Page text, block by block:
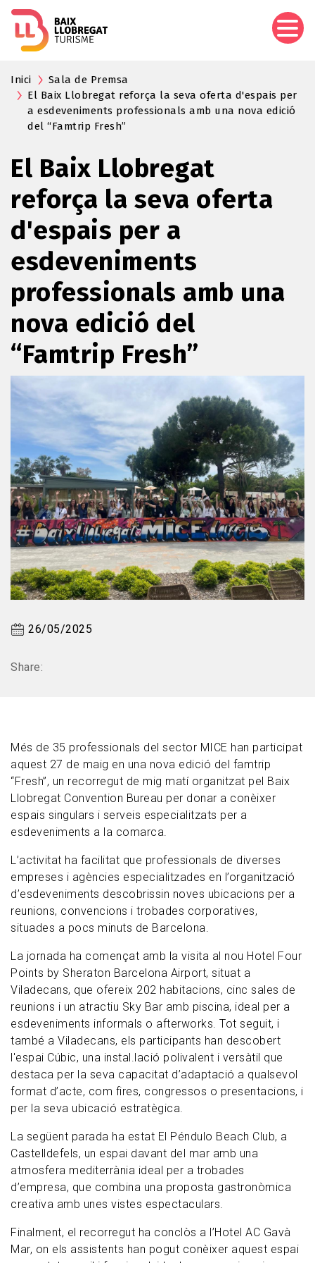
Inici
Sala de Premsa
El Baix Llobregat reforça la seva oferta d'espais per
a esdeveniments professionals amb una nova edició
del “Famtrip Fresh”
El Baix Llobregat
reforça la seva oferta
d'espais per a
esdeveniments
professionals amb una
nova edició del
“Famtrip Fresh”
26/05/2025
Share:
Més de 35 professionals del sector MICE han participat
aquest 27 de maig en una nova edició del famtrip
“Fresh”, un recorregut de mig matí organitzat pel Baix
Llobregat Convention Bureau per donar a conèixer
espais singulars i serveis especialitzats per a
esdeveniments a la comarca.
L’activitat ha facilitat que professionals de diverses
empreses i agències especialitzades en l’organització
d’esdeveniments descobrissin noves ubicacions per a
reunions, convencions i trobades corporatives,
situades a pocs minuts de Barcelona.
La jornada ha començat amb la visita al nou Hotel Four
Points by Sheraton Barcelona Airport, situat a
Viladecans, que ofereix 202 habitacions, cinc sales de
reunions i un atractiu Sky Bar amb piscina, ideal per a
esdeveniments informals o afterworks. Tot seguit, i
també a Viladecans, els participants han descobert
l'espai Cúbic, una instal.lació polivalent i versàtil que
destaca per la seva capacitat d’adaptació a qualsevol
format d’acte, com fires, congressos o presentacions, i
per la seva ubicació estratègica.
La següent parada ha estat El Péndulo Beach Club, a
Castelldefels, un espai davant del mar amb una
atmosfera mediterrània ideal per a trobades
d’empresa, que combina una proposta gastronòmica
creativa amb unes vistes espectaculars.
Finalment, el recorregut ha conclòs a l’Hotel AC Gavà
Mar, on els assistents han pogut conèixer aquest espai